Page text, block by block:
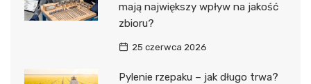
mają największy wpływ na jakość
zbioru?
25 czerwca 2026
Pylenie rzepaku – jak długo trwa?